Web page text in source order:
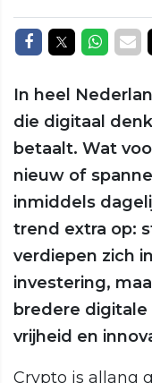
Delen opDelen op
Delen
In heel
die digitaal
betaalt. Wat
nieuw of
inmiddels
trend extra op:
verdiepen zich
investering,
bredere
vrijheid en
Crypto is allang